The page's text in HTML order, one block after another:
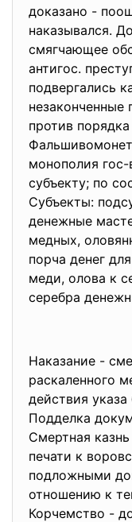
доказано -
наказывался.
смягчающее
антигос.
подвергались
незаконченные
против
монополия
субъекту; по
Субъекты:
денежные
медных,
порча денег
меди, олова к
серебра
Наказание -
раскаленного
действия
Подделка
Смертная
печати к
подложными
отношению к
Корчемство -